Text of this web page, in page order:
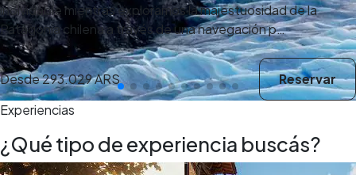
inolvidable mientras exploramos la majestuosidad de la
Patagonia chilena a través de una navegación p…
Desde293.029 ARS
Reservar
Experiencias
¿Qué tipo de experiencia buscás?